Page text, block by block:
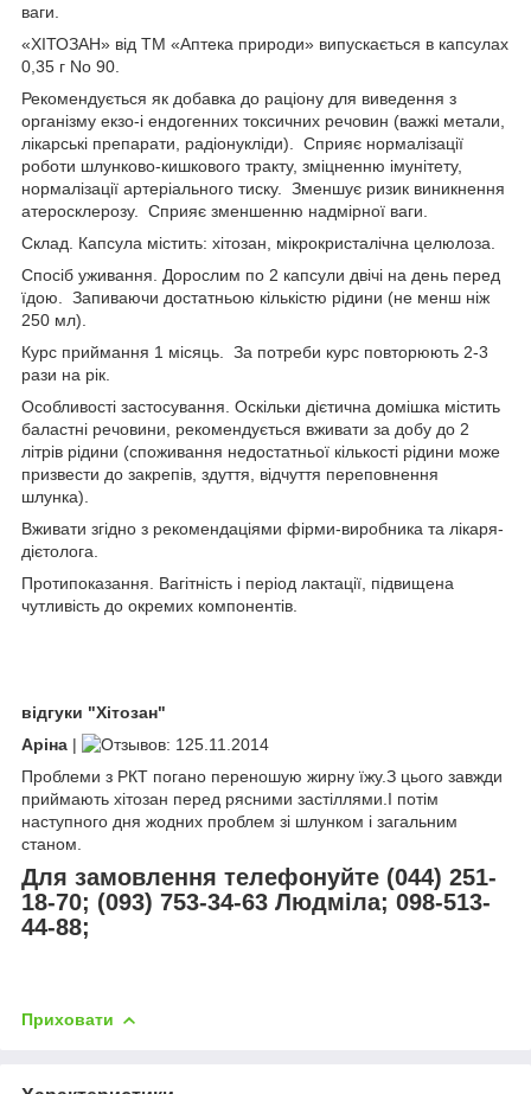
ваги.
«ХІТОЗАН» від ТМ «Аптека природи» випускається в капсулах
0,35 г No 90.
Рекомендується як добавка до раціону для виведення з
організму екзо-і ендогенних токсичних речовин (важкі метали,
лікарські препарати, радіонукліди). Сприяє нормалізації
роботи шлунково-кишкового тракту, зміцненню імунітету,
нормалізації артеріального тиску. Зменшує ризик виникнення
атеросклерозу. Сприяє зменшенню надмірної ваги.
Склад. Капсула містить: хітозан, мікрокристалічна целюлоза.
Спосіб уживання. Дорослим по 2 капсули двічі на день перед
їдою. Запиваючи достатньою кількістю рідини (не менш ніж
250 мл).
Курс приймання 1 місяць. За потреби курс повторюють 2-3
рази на рік.
Особливості застосування. Оскільки дієтична домішка містить
баластні речовини, рекомендується вживати за добу до 2
літрів рідини (споживання недостатньої кількості рідини може
призвести до закрепів, здуття, відчуття переповнення
шлунка).
Вживати згідно з рекомендаціями фірми-виробника та лікаря-
дієтолога.
Протипоказання. Вагітність і період лактації, підвищена
чутливість до окремих компонентів.
відгуки "Хітозан"
Аріна |
25.11.2014
Проблеми з РКТ погано переношую жирну їжу.З цього завжди
приймають хітозан перед рясними застіллями.І потім
наступного дня жодних проблем зі шлунком і загальним
станом.
Для замовлення телефонуйте (044) 251-
18-70; (093) 753-34-63 Людміла; 098-513-
44-88;
Приховати